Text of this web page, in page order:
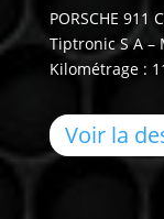
PORSCHE 911
Tiptronic S A –
Kilométrage :
Voir la